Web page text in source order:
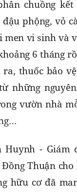
chuồng
phộng, vỏ
men vi sinh và
6 tháng
ra, thuốc bảo
những
vườn nhà
Huynh - Giám
Thuận cho
hữu cơ đã